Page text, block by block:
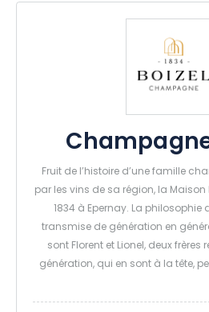
Champagne
Fruit de l’histoire d’une famille
par les vins de sa région, la
1834 à Epernay. La
transmise de génération en
sont Florent et Lionel, deux
génération, qui en sont à la tête,
Grâce à la connaissance fine